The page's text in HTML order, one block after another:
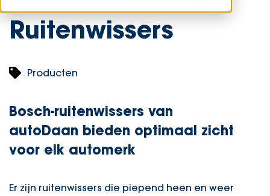
Ruitenwissers
Producten
Bosch-ruitenwissers van
autoDaan bieden optimaal zicht
voor elk automerk
Er zijn ruitenwissers die piepend heen en weer